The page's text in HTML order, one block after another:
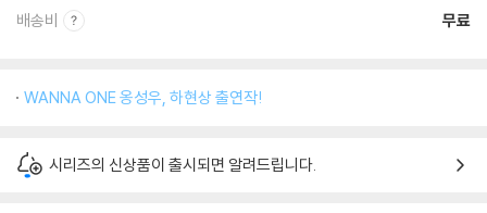
배송비 무료
WANNA ONE 옹성우, 하현상 출연작!
시리즈의 신상품이 출시되면 알려드립니다.